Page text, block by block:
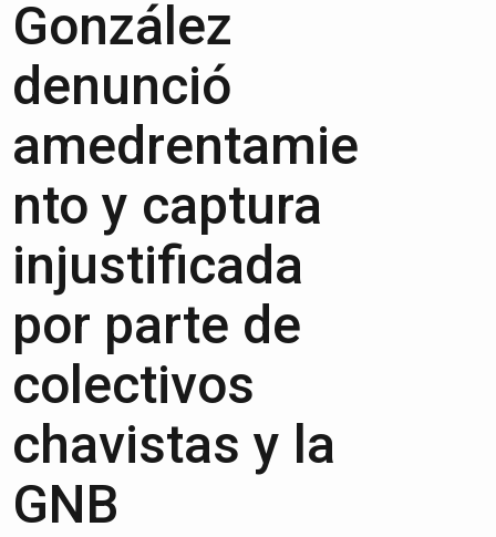
González
denunció
amedrentamie
nto y captura
injustificada
por parte de
colectivos
chavistas y la
GNB